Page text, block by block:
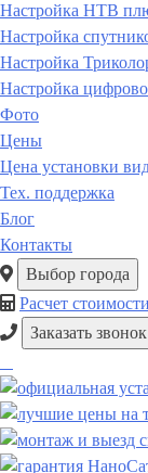
Настройка НТВ
Настройка
Настройка
Настройка
Фото
Цены
Цена установки
Тех. поддержка
Блог
Контакты
Выбор города
Расчет стоимости
Заказать звонок